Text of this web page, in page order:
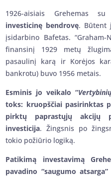
1926-aisiais Grehemas
investicinę bendrovę. Būtent
įsidarbino Bafetas. “Graham-
finansinį 1929 metų
pasaulinį karą ir Korėjos
bankrotu) buvo 1956 metais.
Esminis jo veikalo “
toks: kruopščiai pasirinktas
pirktų paprastųjų akcijų
investicija. Žingsnis po
tokio požiūrio logiką.
Patikimą investavimą
pavadino “saugumo